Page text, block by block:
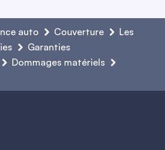
auto Couverture
Les
Garanties
Dommages matériels